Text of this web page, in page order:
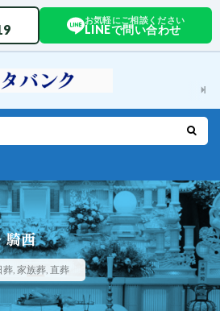
お気軽にご相談ください
LINEで問い合わせ
騎西
葬, 家族葬, 直葬